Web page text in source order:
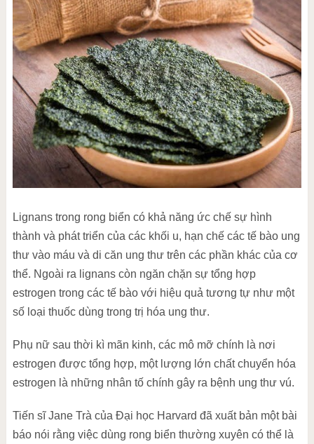
Lignans trong rong biển có khả năng ức chế sự hình
thành và phát triển của các khối u, hạn chế các tế bào ung
thư vào máu và di căn ung thư trên các phần khác của cơ
thể. Ngoài ra lignans còn ngăn chặn sự tổng hợp
estrogen trong các tế bào với hiệu quả tương tự như một
số loại thuốc dùng trong trị hóa ung thư.
Phụ nữ sau thời kì mãn kinh, các mô mỡ chính là nơi
estrogen được tổng hợp, một lượng lớn chất chuyển hóa
estrogen là những nhân tố chính gây ra bệnh ung thư vú.
Tiến sĩ Jane Trà của Đại học Harvard đã xuất bản một bài
báo nói rằng việc dùng rong biển thường xuyên có thể là